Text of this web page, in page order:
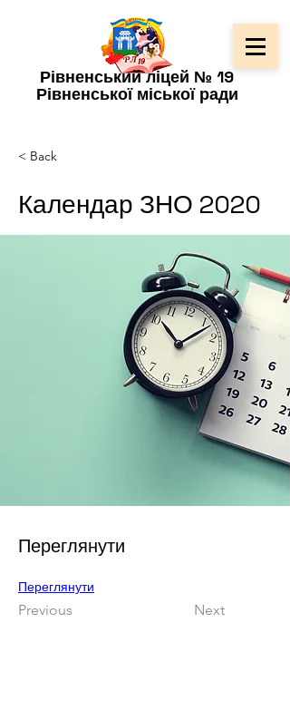
Рівненський ліцей № 19
Рівненської міської ради
< Back
Календар ЗНО 2020
Переглянути
Previous Next
Переглянути